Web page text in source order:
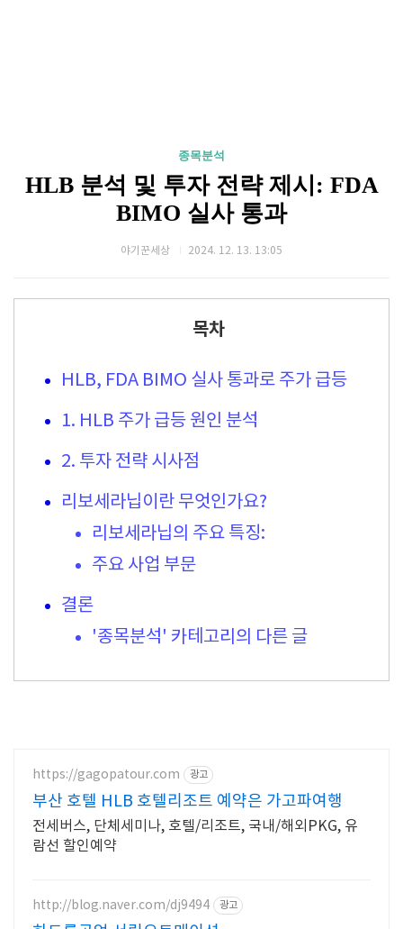
종목분석
HLB 분석 및 투자 전략 제시: FDA
BIMO 실사 통과
야기꾼세상 2024. 12. 13. 13:05
목차
HLB, FDA BIMO 실사 통과로 주가 급등
1. HLB 주가 급등 원인 분석
2. 투자 전략 시사점
리보세라닙이란 무엇인가요?
리보세라닙의 주요 특징:
주요 사업 부문
결론
'종목분석' 카테고리의 다른 글
https://gagopatour.com 광고
부산 호텔 HLB 호텔리조트 예약은 가고파여행
전세버스, 단체세미나, 호텔/리조트, 국내/해외PKG, 유
람선 할인예약
http://blog.naver.com/dj9494 광고